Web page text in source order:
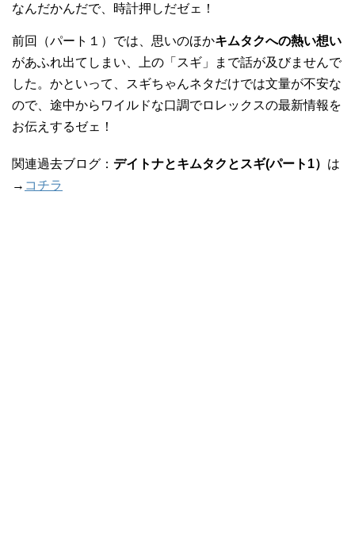
なんだかんだで、時計押しだゼェ！
前回（パート１）では、思いのほかキムタクへの熱い想い
があふれ出てしまい、上の「スギ」まで話が及びませんで
した。かといって、スギちゃんネタだけでは文量が不安な
ので、途中からワイルドな口調でロレックスの最新情報を
お伝えするゼェ！
関連過去ブログ： デイトナとキムタクとスギ(パート1） は
→ コチラ